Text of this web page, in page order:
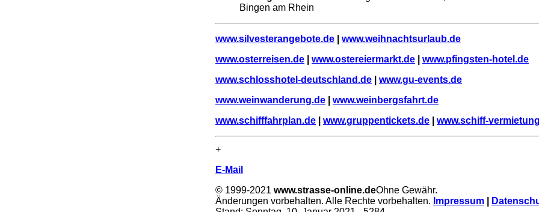
Bingen am Rhein
www.silvesterangebote.de
www.weihnachtsurlaub.de
www.osterreisen.de
www.ostereiermarkt.de
www.pfingsten-hotel.de
www.schlosshotel-deutschland.de
www.gu-events.de
www.weinwanderung.de
www.weinbergsfahrt.de
www.schifffahrplan.de
www.gruppentickets.de www.schiff-
+
E-Mail
© 1999-2021 www.strasse-online.deOhne Gewähr.
Änderungen vorbehalten. Alle Rechte vorbehalten. Impressum